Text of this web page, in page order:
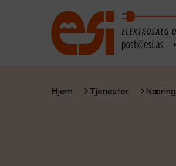
Hjem Tjenester Næring